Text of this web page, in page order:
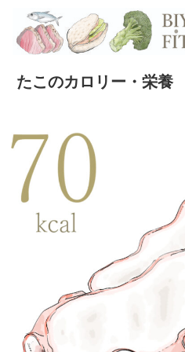
たこのカロリー・栄養